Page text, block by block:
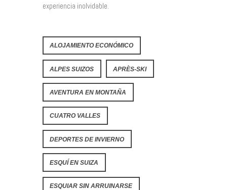
experiencia inolvidable.
ALOJAMIENTO ECONÓMICO
ALPES SUIZOS APRÈS-SKI
AVENTURA EN MONTAÑA
CUATRO VALLES
DEPORTES DE INVIERNO
ESQUÍ EN SUIZA
ESQUIAR SIN ARRUINARSE